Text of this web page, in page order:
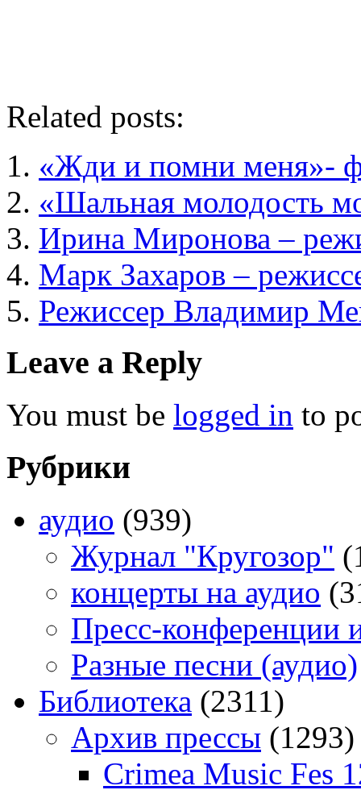
Related posts:
«Жди и помни меня»-
«Шальная молодость
Ирина Миронова –
Марк Захаров –
Режиссер Владимир
Leave a Reply
You must be logged in to
Рубрики
аудио (939)
Журнал "Кругозор"
концерты на аудио
Пресс-конференции
Разные песни (аудио)
Библиотека (2311)
Архив прессы (1293)
Crimea Music Fes